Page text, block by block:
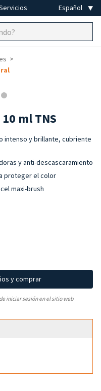
ml TNS
intenso y brillante, cubriente
y anti-descascaramiento
proteger el color
maxi-brush
y comprar
iniciar sesión en el sitio web